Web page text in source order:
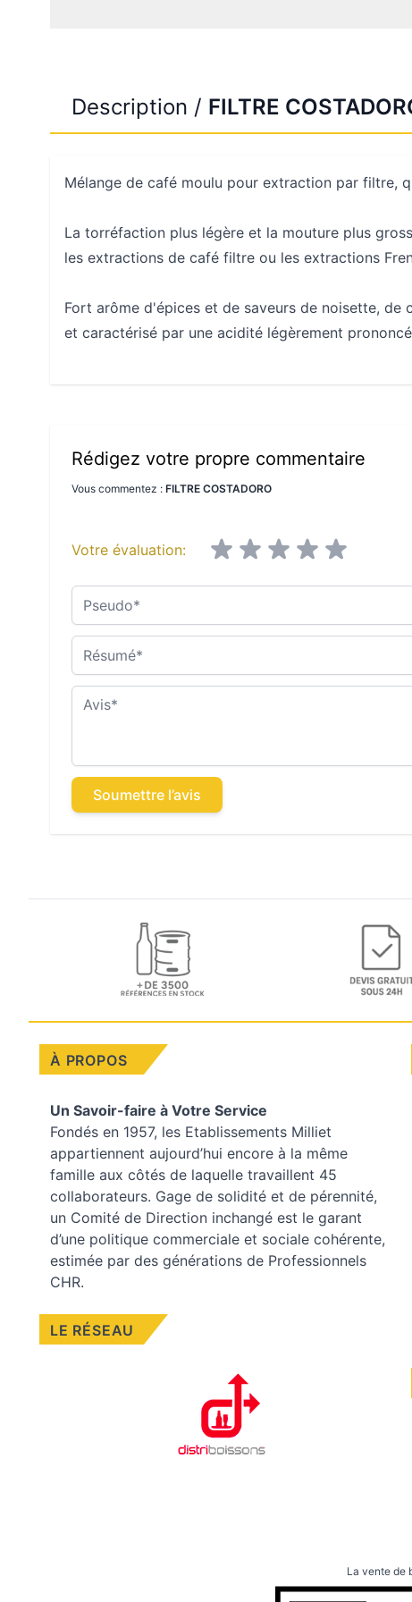
Description / FILTRE
Mélange de café moulu pour extraction par filtre,
La torréfaction plus légère et la mouture plus
les extractions de café filtre ou les extractions
Fort arôme d'épices et de saveurs de noisette, de
et caractérisé par une acidité légèrement
Rédigez votre propre commentaire
Vous commentez : FILTRE COSTADORO
Votre évaluation:
Pseudo
Résumé
Avis
Soumettre l’avis
À PROPOS
Un Savoir-faire à Votre Service
Fondés en 1957, les Etablissements Milliet
appartiennent aujourd’hui encore à la même
famille aux côtés de laquelle travaillent 45
collaborateurs. Gage de solidité et de pérennité,
un Comité de Direction inchangé est le garant
d’une politique commerciale et sociale cohérente,
estimée par des générations de Professionnels
CHR.
LE RÉSEAU
La vente de